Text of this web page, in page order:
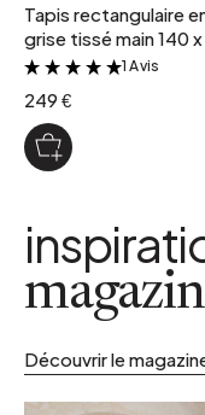
Tapis rectangulaire
grise tissé main 140
&
1 Avis
249 €
Découvrir le